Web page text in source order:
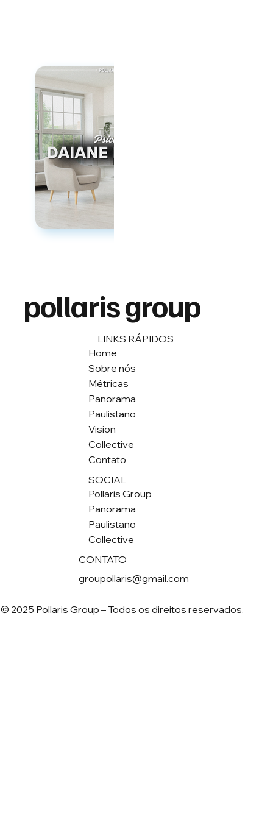
pollaris group
LINKS RÁPIDOS
Home
Sobre nós
Métricas
Panorama
Paulistano
Vision
Collective
Contato
SOCIAL
Pollaris Group
Panorama
Paulistano
Collective
CONTATO
groupollaris@gmail.com
© 2025 Pollaris Group – Todos os direitos reservados.